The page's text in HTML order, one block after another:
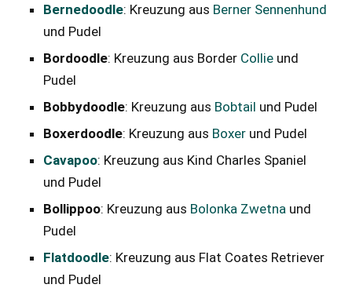
Bernedoodle: Kreuzung aus Berner Sennenhund
und Pudel
Bordoodle: Kreuzung aus Border Collie und
Pudel
Bobbydoodle: Kreuzung aus Bobtail und Pudel
Boxerdoodle: Kreuzung aus Boxer und Pudel
Cavapoo: Kreuzung aus Kind Charles Spaniel
und Pudel
Bollippoo: Kreuzung aus Bolonka Zwetna und
Pudel
Flatdoodle: Kreuzung aus Flat Coates Retriever
und Pudel